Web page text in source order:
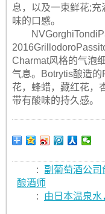
息，以及一束鲜花;
味的口感。
Charmat风格的气泡
气息。Botrytis酿造
花，蜂蜡，藏红花，
带有酸味的持久感。
:
副葡萄酒公
酿酒师
:
由日本温泉